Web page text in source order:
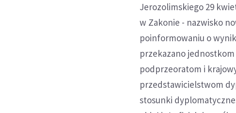
Jerozolimskiego 29
w Zakonie - nazwisko
poinformowaniu o
przekazano
podprzeoratom i
przedstawicielstwom
stosunki